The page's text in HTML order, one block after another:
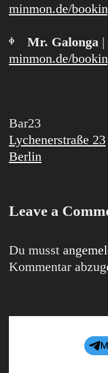
minmon.de/
ᶲ Mr. Galonga |
minmon.de/
Bar23
Lychenerstraße 23
Berlin
Leave a
Du musst
Kommentar